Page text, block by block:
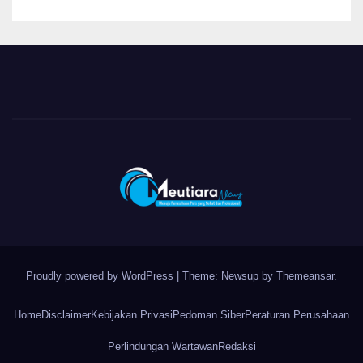
Proudly powered by WordPress Theme: Newsup by Themeansar.
HomeDisclaimerKebijakan Privasi Pedoman SiberPeraturan Perusahaan
Perlindungan WartawanRedaksi